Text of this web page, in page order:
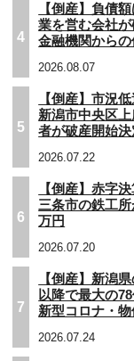
4
【倒産】負債
業を営む会社
金融機関から
2026.08.07
5
【倒産】市況
新潟市中央区
者が破産開始
2026.07.22
6
【倒産】赤字
三条市の鉄工
万円
2026.07.20
7
【倒産】新潟
以降で最大の
新型コロナ・
2026.07.24